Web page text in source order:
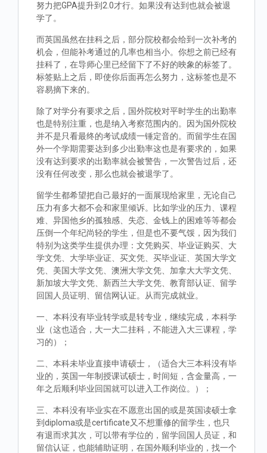
努力把GPA提升到2.0才行。如果没有达到也就会被退
学了。
而英国虽然在挂科之后，部分院校都会给到一次补考的
机会，但能补考通过的几率也相当小。你想之前已经有
挂科了，在导师心里已经留下了不好的映象的标签了。
标签贴上之后，即使你后面再怎么努力，这标签也是不
容易摘下来的。
除了对学分有要求之后，国外院校对平时学生的出勤率
也是特别注重，也是纳入考察范围内的。因为国外院校
并不是只看最终的考试成绩一锤定音的。而留学生在国
外一个学期需要达到多少出勤率这也是有要求的，如果
没有达到要求的出勤率就会被警告，一次警告过后，还
没有任何改变，那么也就会被退学了。
留学生都希望把自己最好的一面展现给家里，无论自己
压力有多大都不会和家里倾诉。比如学业的压力、课程
难、异国他乡的孤独感、失恋、金钱上的困难等等都会
压倒一个年纪尚轻的学生，但是也不要气馁，因为我们
特别为这类学生提供办理：文凭购买、毕业证购买、大
学文凭、大学毕业证、买文凭、买毕业证、英国大学文
凭、美国大学文凭、澳洲大学文凭、加拿大大学文凭、
新加坡大学文凭、新西兰大学文凭、教育部认证、留学
回国人员证明、留信网认证。从而完成就业。
一、本科没有毕业转学或是转专业，继续完成，本科学
业（这也适合，大一大二挂科，不能进入大三课程，学
习的）；
二、本科未毕业直接申请硕士，（适合大三本科没有毕
业的，英国一年制授课试硕士，时间短，含金量高，一
年之后顺利毕业回国就可以进入工作岗位。）；
三、本科没有毕业实在不愿意出国的或是英国读硕士拿
到diploma或是certificate又不想重修的留学生，也只
有退而求其次，可以带有学位的，留学回国人员证，和
留信认证，也能辅助证明，在国外顺利毕业的，找一个